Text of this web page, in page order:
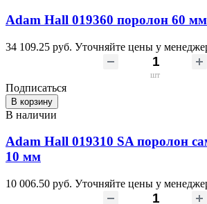
Adam Hall 019360 поролон 60 мм
34 109.25 руб. Уточняйте цены у
шт
Подписаться
В корзину
В наличии
Adam Hall 019310 SA поролон
10 мм
10 006.50 руб. Уточняйте цены у